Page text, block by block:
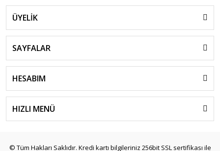
ÜYELİK
SAYFALAR
HESABIM
HIZLI MENÜ
© Tüm Hakları Saklıdır. Kredi kartı bilgileriniz 256bit SSL sertifikası ile